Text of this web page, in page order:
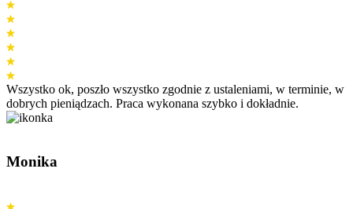
Wszystko ok, poszło wszystko zgodnie z ustaleniami, w terminie, w
dobrych pieniądzach. Praca wykonana szybko i dokładnie.
Monika